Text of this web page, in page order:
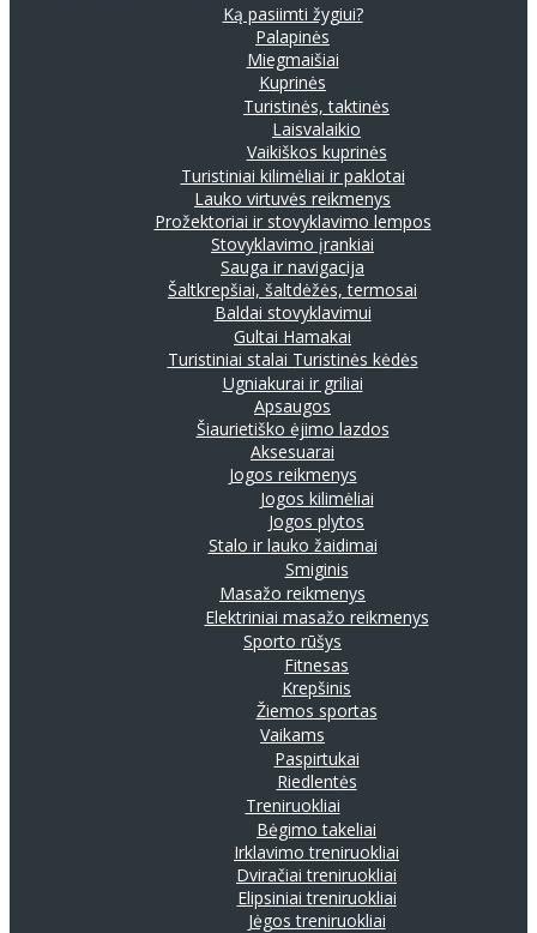
Ką pasiimti žygiui?
Palapinės
Miegmaišiai
Kuprinės
Turistinės, taktinės
Laisvalaikio
Vaikiškos kuprinės
Turistiniai kilimėliai ir paklotai
Lauko virtuvės reikmenys
Prožektoriai ir stovyklavimo lempos
Stovyklavimo įrankiai
Sauga ir navigacija
Šaltkrepšiai, šaltdėžės, termosai
Baldai stovyklavimui
Gultai Hamakai
Turistiniai stalai Turistinės kėdės
Ugniakurai ir griliai
Apsaugos
Šiaurietiško ėjimo lazdos
Aksesuarai
Jogos reikmenys
Jogos kilimėliai
Jogos plytos
Stalo ir lauko žaidimai
Smiginis
Masažo reikmenys
Elektriniai masažo reikmenys
Sporto rūšys
Fitnesas
Krepšinis
Žiemos sportas
Vaikams
Paspirtukai
Riedlentės
Treniruokliai
Bėgimo takeliai
Irklavimo treniruokliai
Dviračiai treniruokliai
Elipsiniai treniruokliai
Jėgos treniruokliai